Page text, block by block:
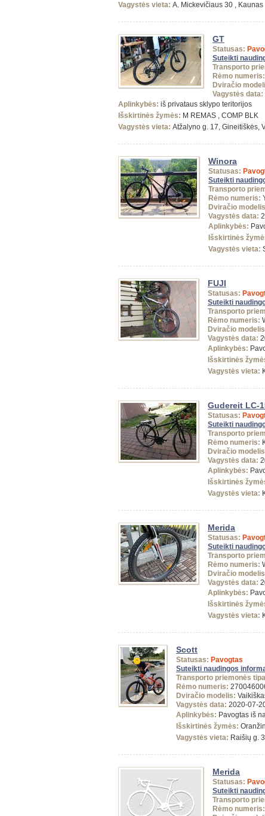
Vagystės vieta: A. Mickevičiaus 30 , Kaunas
GT
Statusas:
Suteikti
Transporto
Rėmo numeris:
Dviračio
Vagystės data:
Aplinkybės: iš privataus sklypo teritorijos
Išskirtinės žymės: M REMAS , COMP BLK
Vagystės vieta: Atžalyno g. 17, Gineitiškės,
Winora
Statusas:
Suteikti
Transporto
Rėmo numeris:
Dviračio
Vagystės data:
Aplinkybės:
Išskirtinės
Vagystės vieta:
FUJI
Statusas:
Suteikti
Transporto
Rėmo numeris:
Dviračio
Vagystės data:
Aplinkybės:
Išskirtinės
Vagystės vieta:
Gudereit LC-
Statusas:
Suteikti
Transporto
Rėmo numeris:
Dviračio
Vagystės data:
Aplinkybės:
Išskirtinės
Vagystės vieta:
Merida
Statusas:
Suteikti
Transporto
Rėmo numeris:
Dviračio
Vagystės data:
Aplinkybės:
Išskirtinės
Vagystės vieta:
Scott
Statusas: Pavogtas
Suteikti naudingos
Transporto priemonės
Rėmo numeris:
Dviračio modelis:
Vagystės data: 2020-07-
Aplinkybės: Pavogtas iš
Išskirtinės žymės:
Vagystės vieta: Raišių g.
Merida
Statusas:
Suteikti
Transporto
Rėmo numeris: